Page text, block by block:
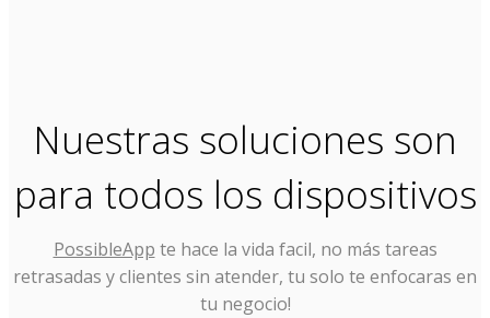
Nuestras soluciones son
para todos los dispositivos
PossibleApp te hace la vida facil, no más tareas
retrasadas y clientes sin atender, tu solo te enfocaras en
tu negocio!